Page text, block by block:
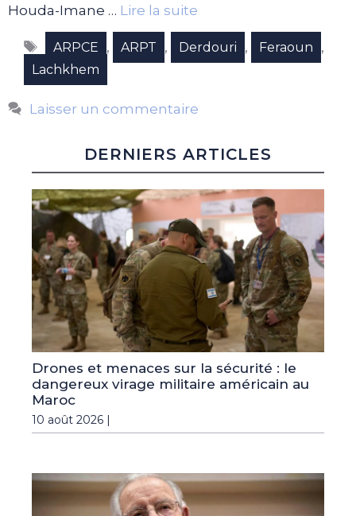
Houda-Imane … Lire la suite
Étiquettes
ARPCE , ARPT , Derdouri , Feraoun ,
Lachkhem
Laisser un commentaire
DERNIERS ARTICLES
Drones et menaces sur la sécurité : le
dangereux virage militaire américain au
Maroc
10 août 2026 |